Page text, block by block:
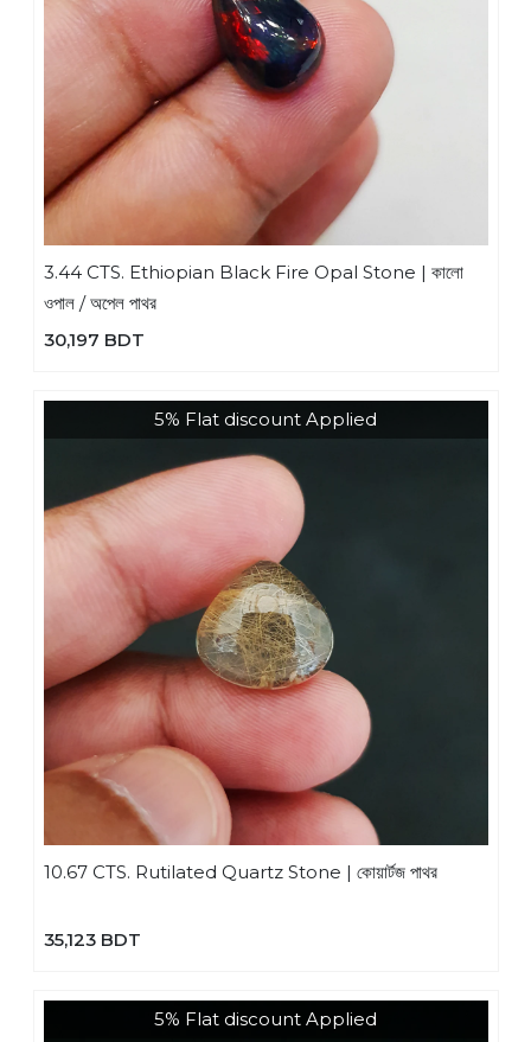
3.44 CTS. Ethiopian Black Fire Opal Stone | কালো
ওপাল / অপেল পাথর
30,197 BDT
5% Flat discount Applied
10.67 CTS. Rutilated Quartz Stone | কোয়ার্টজ পাথর
35,123 BDT
5% Flat discount Applied